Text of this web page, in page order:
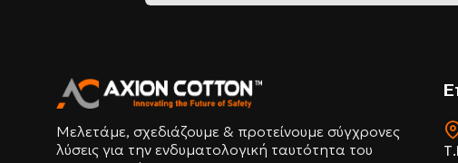
Μελετάμε, σχεδιάζουμε & προτείνουμε σύγχρονες
λύσεις για την ενδυματολογική ταυτότητα του